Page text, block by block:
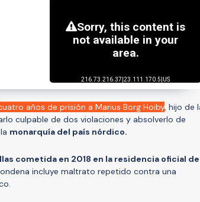
años de prisión a Marius Borg Hoiby, hijo de
culpable de dos violaciones y absolverlo de
monarquía del país nórdico.
cometida en 2018 en la residencia oficial de
incluye maltrato repetido contra una